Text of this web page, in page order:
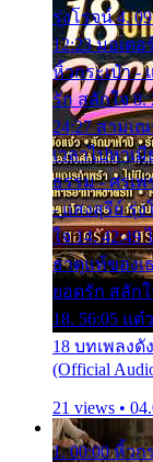
รุ่งโรจน์ 4.
12:23 มอเต
หิ้วกระเป๋า -
รัก สลักใจ
24:27 สามเ
เวลาไปหาเ
ธรรม - ศรเ
- แสงสุรีย์ รุ่
ใจ 14.
ธาตุแท้ของเ
ยอดรัก สลัก
18. 56:05 แ
18 บทเพลง
(Official
21 views •
1. 00:00 หิ้วก